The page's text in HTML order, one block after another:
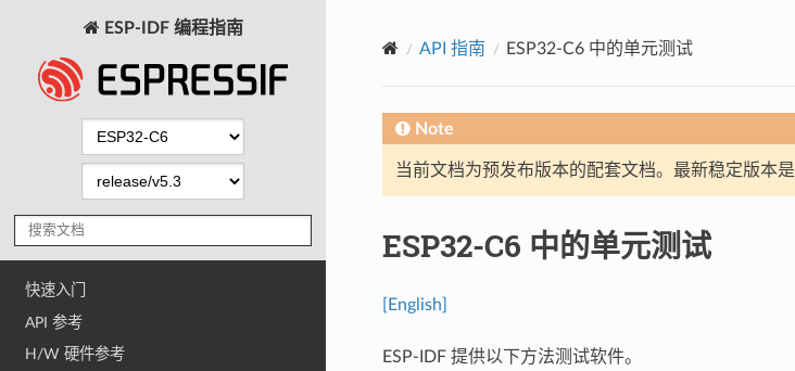
ESP-IDF 编程指南
快速入门
API 参考
H/W 硬件参考
API 指南 ESP32-C6 中的单元测试
Note
当前文档为预发布版本的配套文档。最新稳定版本是
ESP32-C6 中的单元测试
[English]
ESP-IDF 提供以下方法测试软件。